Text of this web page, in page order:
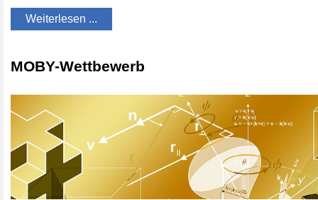
Weiterlesen ...
MOBY-Wettbewerb